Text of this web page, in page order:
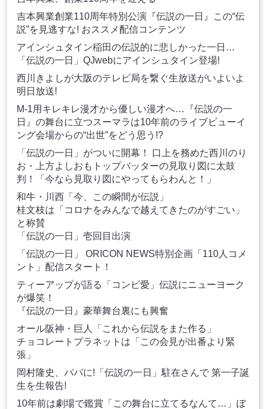
吉本興業創業110周年特別公演『伝説の一日』この“伝
説”を見逃すな! おススメ配信コンテンツ
アインシュタイン稲田の伝説的に悲しかった一日…
「伝説の一日」QJwebにアインシュタイン登場!
西川きよしが大阪のテレビ局を繋ぐ生放送がいよいよ
明日放送!
M-1用キレキレ漫才から優しい漫才へ…『伝説の一
日』の舞台に立つスーマラは10年前のライブビューイ
ング会場からの“出世”をどう思う!?
「伝説の一日」がついに開幕！ 口上を務めた西川のり
お・上方よしおもトップバッターの見取り図に太鼓
判！「今なら見取り図にやってもらわんと！」
和牛・川西「今、この瞬間が伝説」
桂文枝は「コロナをみんなで越えてきたのがすごい」
と称賛
「伝説の一日」壱回目出演
「伝説の一日」 ORICON NEWS特別企画「110人コメ
ント」配信スタート！
ティーアップが語る「コンビ愛」伝説にニューヨーク
が爆笑！
『伝説の一日』豪華舞台裏にも興奮
オール阪神・巨人「これから伝説をまた作る」
チョコレートプラネットは「この会見が出番より緊
張」
岡村隆史、パパに!「伝説の一日」駐在さんで 第一子誕
生を生報告!
10年前は劇場で鑑賞「この舞台に立てるなんて…」ぼ